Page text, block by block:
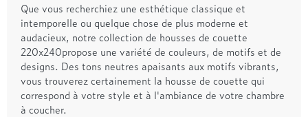
Que vous recherchiez une esthétique classique et
intemporelle ou quelque chose de plus moderne et
audacieux, notre collection de housses de couette
220x240propose une variété de couleurs, de motifs et de
designs. Des tons neutres apaisants aux motifs vibrants,
vous trouverez certainement la housse de couette qui
correspond à votre style et à l'ambiance de votre chambre
à coucher.